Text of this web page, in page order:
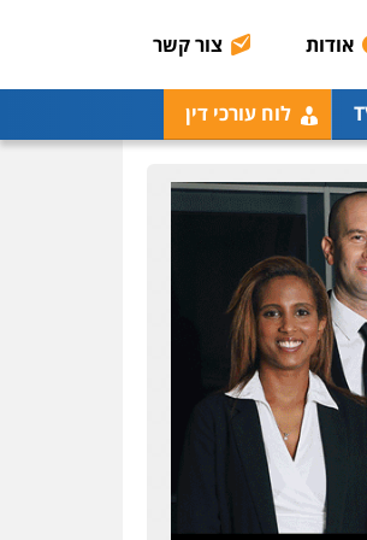
אודות צור קשר
לוח עורכי דין
מנשה, אלמוג – עורכי דין
פלילי עבירות תנועה
צווארון לבן תעבורה עורכי
דין לענייני אסירים מעצרים
0546470989
עו"ד אבי כהן
פלילי פשיעה חמורה
קטינים אלימות סמים
עבירות מין
0523647066
ויקי שמואל – משרד עו"ד
משפט פלילי
0528959600